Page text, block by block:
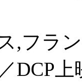
,フラ
DCP上